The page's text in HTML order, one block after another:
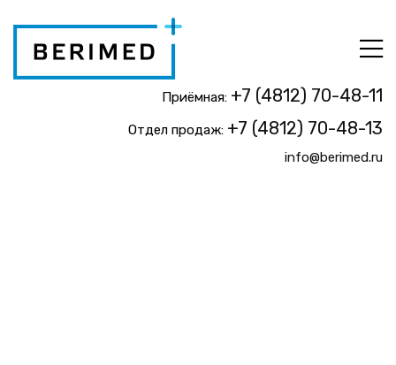
Приёмная: +7 (4812) 70-48-11
Отдел продаж: +7 (4812) 70-48-13
info@berimed.ru